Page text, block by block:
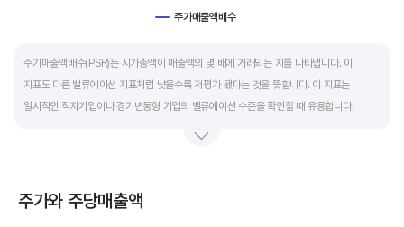
주가매출액배수
주가매출액배수(PSR)는 시가총액이 매출액의 몇 배에 거래되는 지를 나타냅니다. 이
지표도 다른 밸류에이션 지표처럼 낮을수록 저평가 됐다는 것을 뜻합니다. 이 지표는
일시적인 적자기업이나 경기변동형 기업의 밸류에이션 수준을 확인할 때 유용합니다.
주가와 주당매출액